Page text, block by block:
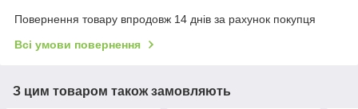
Повернення товару впродовж 14 днів за рахунок покупця
Всі умови повернення
З цим товаром також замовляють